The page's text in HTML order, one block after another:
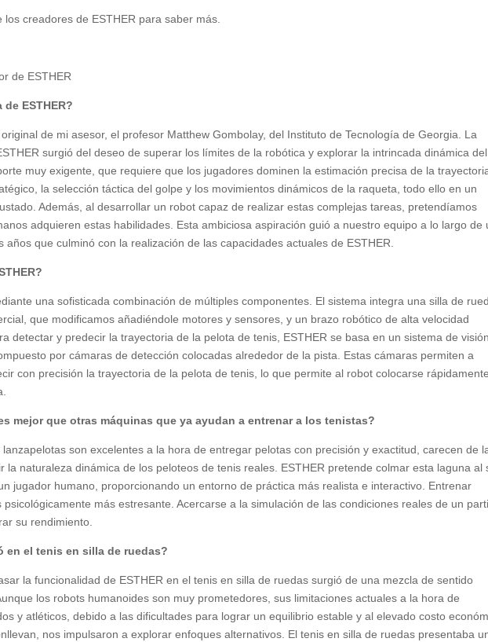
creadores de ESTHER para saber más.
de ESTHER
ESTHER?
de mi asesor, el profesor Matthew Gombolay, del Instituto de Tecnología de Georgia. La
surgió del deseo de superar los límites de la robótica y explorar la intrincada dinámica del
muy exigente, que requiere que los jugadores dominen la estimación precisa de la
la selección táctica del golpe y los movimientos dinámicos de la raqueta, todo ello en un
Además, al desarrollar un robot capaz de realizar estas complejas tareas, pretendíamos
adquieren estas habilidades. Esta ambiciosa aspiración guió a nuestro equipo a lo largo de
años que culminó con la realización de las capacidades actuales de ESTHER.
una sofisticada combinación de múltiples componentes. El sistema integra una silla de
que modificamos añadiéndole motores y sensores, y un brazo robótico de alta velocidad
detectar y predecir la trayectoria de la pelota de tenis, ESTHER se basa en un sistema de visión
por cámaras de detección colocadas alrededor de la pista. Estas cámaras permiten a
con precisión la trayectoria de la pelota de tenis, lo que permite al robot colocarse rápidamente
mejor que otras máquinas que ya ayudan a entrenar a los tenistas?
son excelentes a la hora de entregar pelotas con precisión y exactitud, carecen de
la naturaleza dinámica de los peloteos de tenis reales. ESTHER pretende colmar esta laguna al
jugador humano, proporcionando un entorno de práctica más realista e interactivo. Entrenar
más estresante. Acercarse a la simulación de las condiciones reales de un
su rendimiento.
en el tenis en silla de ruedas?
la funcionalidad de ESTHER en el tenis en silla de ruedas surgió de una mezcla de sentido
los robots humanoides son muy prometedores, sus limitaciones actuales a la hora de
y atléticos, debido a las dificultades para lograr un equilibrio estable y al elevado costo
nos impulsaron a explorar enfoques alternativos. El tenis en silla de ruedas presentaba